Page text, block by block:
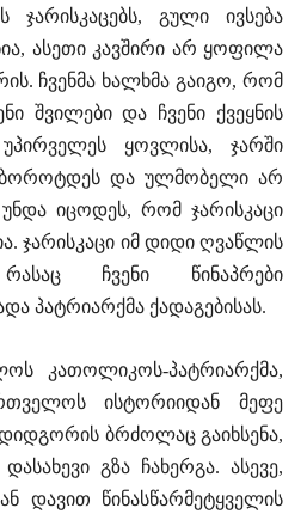
ჯარისკაცებს, გული ივსება
ასეთი კავშირი არ ყოფილა
ჩვენმა ხალხმა გაიგო, რომ
შვილები და ჩვენი ქვეყნის
ყოვლისა, ჯარში
და ულმობელი არ
იცოდეს, რომ ჯარისკაცი
ჯარისკაცი იმ დიდი ღვაწლის
ჩვენი წინაპრები
პატრიარქმა ქადაგებისას.
კათოლიკოს-პატრიარქმა,
ისტორიიდან მეფე
ბრძოლაც გაიხსენა,
გზა ჩახერგა. ასევე,
დავით წინასწარმეტყველის